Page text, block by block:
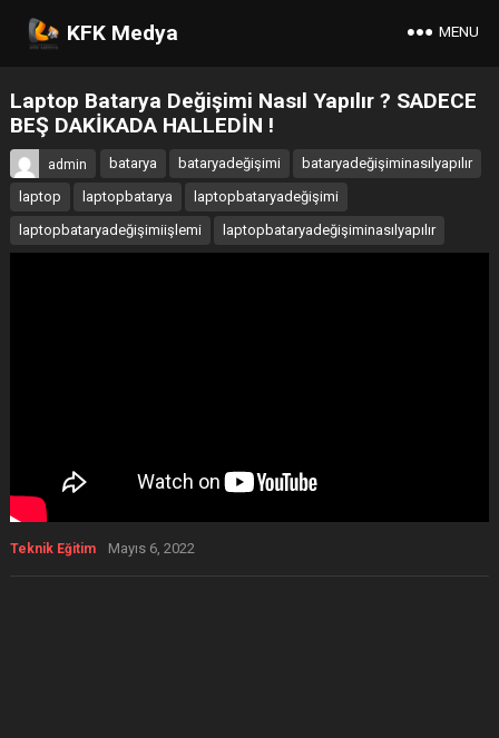
KFK Medya MENU
Laptop Batarya Değişimi Nasıl Yapılır ? SADECE
BEŞ DAKİKADA HALLEDİN !
admin batarya bataryadeğişimi
bataryadeğişiminasılyapılır
laptop
laptopbatarya
laptopbataryadeğişimi
laptopbataryadeğişimiişlemi
laptopbataryadeğişiminasılyapılır
Teknik Eğitim Mayıs 6, 2022